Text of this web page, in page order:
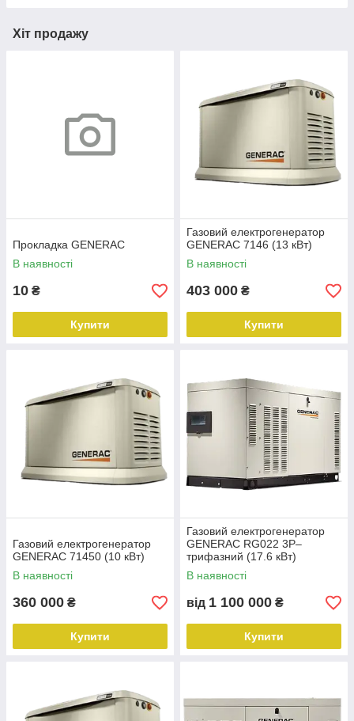
Хіт продажу
Прокладка GENERAC
В наявності
10 ₴
Купити
Газовий електрогенератор
GENERAC 7146 (13 кВт)
В наявності
403 000 ₴
Купити
Газовий електрогенератор
GENERAC 71450 (10 кВт)
В наявності
360 000 ₴
Купити
Газовий електрогенератор
GENERAC RG022 3P–
трифазний (17.6 кВт)
В наявності
від 1 100 000 ₴
Купити